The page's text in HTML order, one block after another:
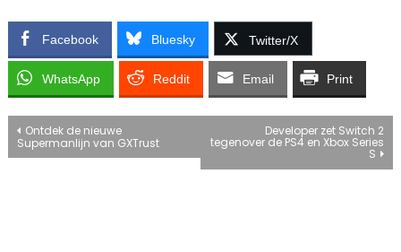
Facebook Bluesky Twitter/X
WhatsApp Reddit Email Print
Bericht
Ontdek de nieuwe
Supermanlijn van GXTrust
Developer zet Switch 2
tegenover de PS4 en Xbox Series
S